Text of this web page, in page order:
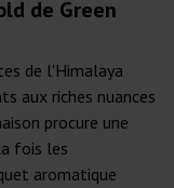
de Green
de l'Himalaya
aux riches nuances
procure une
fois les
aromatique